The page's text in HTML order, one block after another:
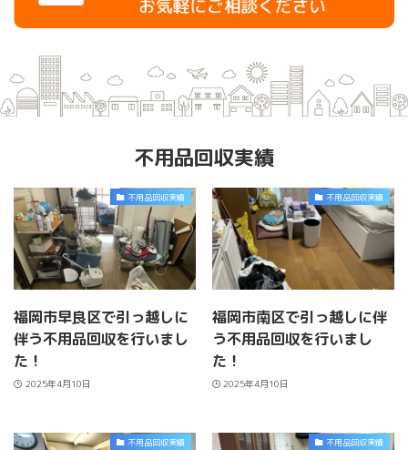
不用品回収実績
不用品回収実績
福岡市早良区で引っ越しに
伴う不用品回収を行いまし
た！
2025年4月10日
不用品回収実績
福岡市南区で引っ越しに伴
う不用品回収を行いまし
た！
2025年4月10日
不用品回収実績 不用品回収実績